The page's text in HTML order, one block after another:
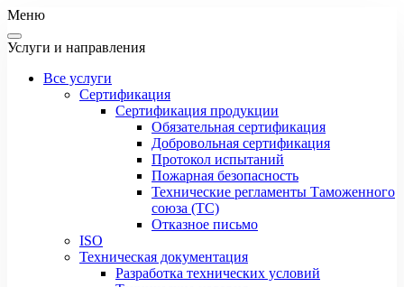
Меню
Услуги и направления
Все услуги
Сертификация
Сертификация продукции
Обязательная сертификация
Добровольная сертификация
Протокол испытаний
Пожарная безопасность
Технические регламенты Таможенного
союза (ТС)
Отказное письмо
ISO
Техническая документация
Разработка технических условий